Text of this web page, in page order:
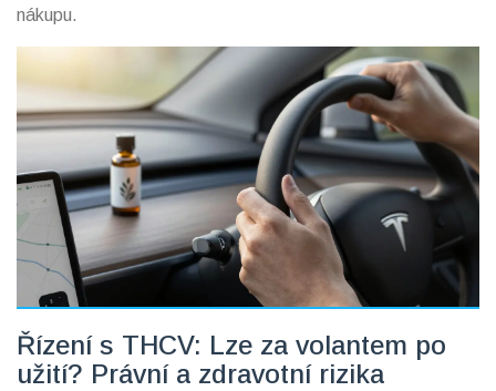
nákupu.
Řízení s THCV: Lze za volantem po
užití? Právní a zdravotní rizika